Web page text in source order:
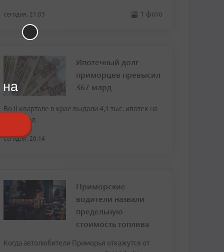
сегодня, 21:03 1 фото
Ипотечный долг
приморцев превысил
367 млрд
Во II квартале в крае выдали 4,1 тыс. ипотек на
20,8 млрд
сегодня, 20:14
Приморские
водители назвали
предельную
стоимость топлива
Когда автолюбители Приморья откажутся от